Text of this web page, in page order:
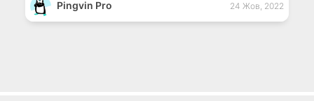
Pingvin Pro 24 Жов, 2022